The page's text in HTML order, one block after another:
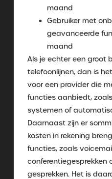
maand
Gebruiker met
geavanceerde
maand
Als je echter een groot
telefoonlijnen, dan is
voor een provider die
functies aanbiedt,
systemen of
Daarnaast zijn er
kosten in rekening
functies, zoals
conferentiegesprekken
gesprekken. Het is